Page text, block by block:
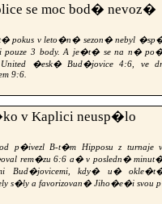
se moc bod� nevoz�
pokus v leto�n� sezon� nebyl
pouze 3 body. A je�t� se na n�
United �esk� Bud�jovice 4:6, ve
9:6.
v Kaplici neusp�lo
p�ivezl B-t�m Hipposu z
rem�zu 6:6 a� v posledn�
Bud�jovicemi, kdy� u�
s�ly a favorizovan� Jiho�e�i svou